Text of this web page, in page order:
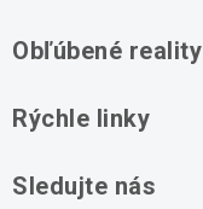
Obľúbené reality
Domy na predaj
Rýchle linky
Sledujte nás